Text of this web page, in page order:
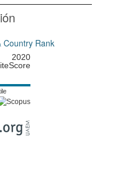
2020